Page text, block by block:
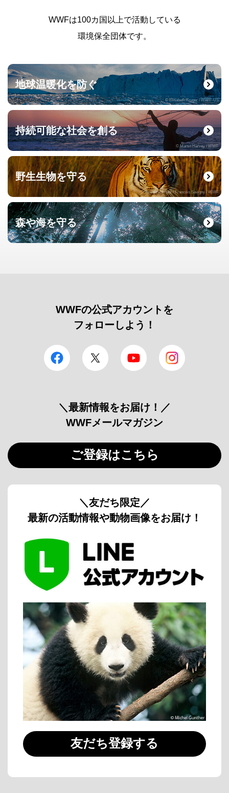
WWFは100カ国以上で活動している
環境保全団体です。
地球温暖化を防ぐ
© Elisabeth Kruger / WWF-US
持続可能な社会を創る
© Martin Harvey / WWF
野生生物を守る
© naturepl.com / Francois Savigny / WWF
森や海を守る
© Roger Leguen / WWF
WWFの公式アカウントを
フォローしよう！
facebook Twitter YouTube
＼最新情報をお届け！／
WWFメールマガジン
ご登録はこちら
＼友だち限定／
最新の活動情報や動物画像をお届け！
友だち登録する